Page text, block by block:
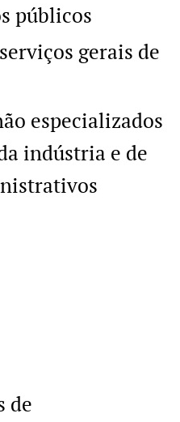
públicos
gerais de
especializados
indústria e de
de